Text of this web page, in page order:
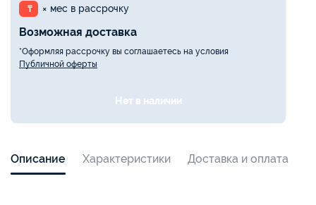
₸ × мес в рассрочку
Возможная доставка
*Оформляя рассрочку вы соглашаетесь на условия
Публичной оферты
Нет в наличии
Описание Характеристики Доставка и оплата